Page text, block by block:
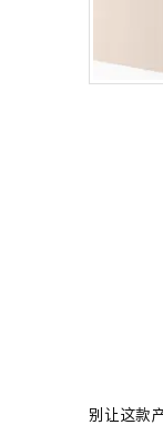
别让这款